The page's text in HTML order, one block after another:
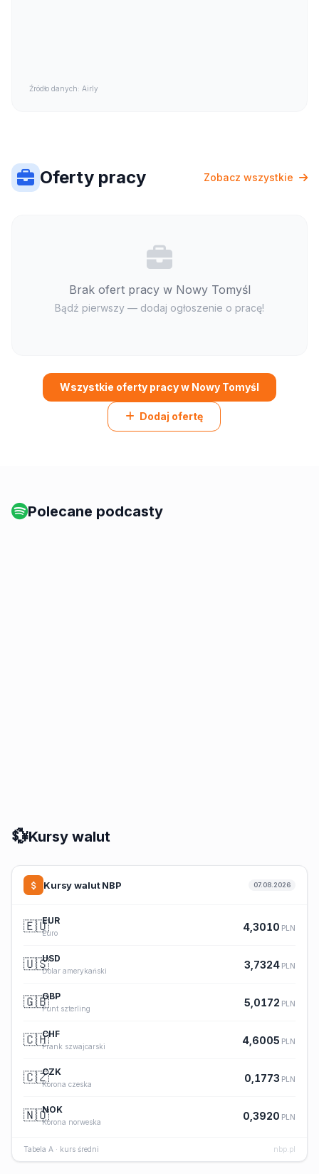
Źródło danych: Airly
Oferty pracy Zobacz wszystkie
Brak ofert pracy w Nowy Tomyśl
Bądź pierwszy — dodaj ogłoszenie o pracę!
Wszystkie oferty pracy w Nowy Tomyśl
Dodaj ofertę
Polecane podcasty
💱Kursy walut
Kursy walut NBP 07.08.2026
🇪🇺EUR
Euro
4,3010 PLN
🇺🇸USD
Dolar amerykański
3,7324 PLN
🇬🇧GBP
Funt szterling
5,0172 PLN
🇨🇭CHF
Frank szwajcarski
4,6005 PLN
🇨🇿CZK
Korona czeska
0,1773 PLN
🇳🇴NOK
Korona norweska
0,3920 PLN
Tabela A · kurs średni nbp.pl